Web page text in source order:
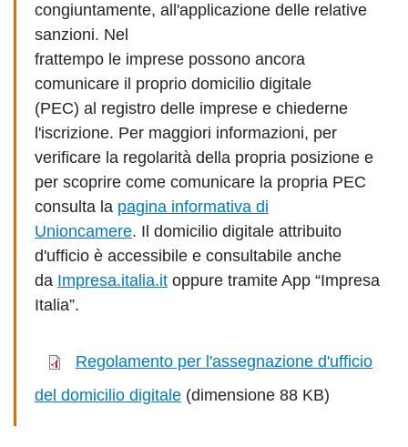
congiuntamente, all'applicazione delle relative
sanzioni. Nel
frattempo le imprese possono ancora
comunicare il proprio domicilio digitale
(PEC) al registro delle imprese e chiederne
l'iscrizione. Per maggiori informazioni, per
verificare la regolarità della propria posizione e
per scoprire come comunicare la propria PEC
consulta la pagina informativa di
Unioncamere. Il domicilio digitale attribuito
d'ufficio è accessibile e consultabile anche
da Impresa.italia.it oppure tramite App “Impresa
Italia”.
Regolamento per l'assegnazione d'ufficio
del domicilio digitale (dimensione 88 KB)